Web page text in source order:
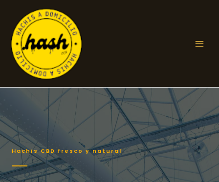
contenido
Hachís CBD fresco y natural